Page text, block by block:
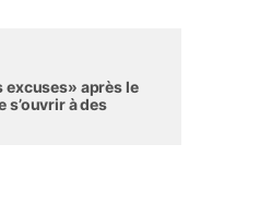
excuses» après le
à des